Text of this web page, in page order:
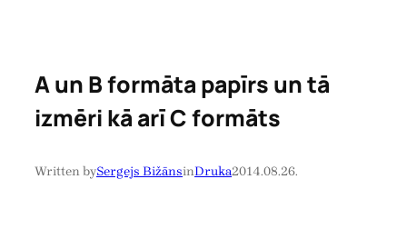
A un B formāta papīrs un tā
izmēri kā arī C formāts
Written bySergejs BižānsinDruka2014.08.26.